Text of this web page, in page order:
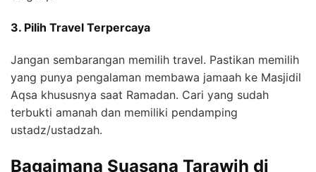
3. Pilih Travel Terpercaya
Jangan sembarangan memilih travel. Pastikan memilih
yang punya pengalaman membawa jamaah ke Masjidil
Aqsa khususnya saat Ramadan. Cari yang sudah
terbukti amanah dan memiliki pendamping
ustadz/ustadzah.
Bagaimana Suasana Tarawih di